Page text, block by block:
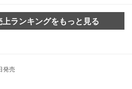
ランキングをもっと見る
発売